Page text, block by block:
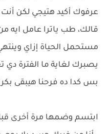
عرفوك أكيد هتيجي لكن
قالك، طب ياترا عامل ايه
مستحمل الحياة إزاي وينتهي
يصبرك لغاية ما الفترة
بس كدا ده فرحنا هيبقى
ابتسم وضمها مرة أخرى